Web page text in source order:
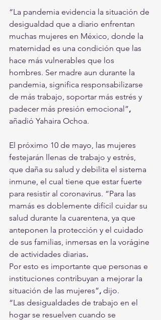
“La pandemia evidencia la situación de
desigualdad que a diario enfrentan
muchas mujeres en México, donde la
maternidad es una condición que las
hace más vulnerables que los
hombres. Ser madre aun durante la
pandemia, significa responsabilizarse
de más trabajo, soportar más estrés y
padecer más presión emocional”,
añadió Yahaira Ochoa.
El próximo 10 de mayo, las mujeres
festejarán llenas de trabajo y estrés,
que daña su salud y debilita el sistema
inmune, el cual tiene que estar fuerte
para resistir al coronavirus. “Para las
mamás es doblemente difícil cuidar su
salud durante la cuarentena, ya que
anteponen la protección y el cuidado
de sus familias, inmersas en la vorágine
de actividades diarias.
Por esto es importante que personas e
instituciones contribuyan a mejorar la
situación de las mujeres”, dijo.
“Las desigualdades de trabajo en el
hogar se resuelven cuando se